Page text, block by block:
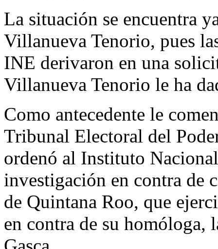
La situación se encuentra
Villanueva Tenorio, pues
INE derivaron en una
Villanueva Tenorio le ha
Como antecedente le
Tribunal Electoral del
ordenó al Instituto
investigación en contra de
de Quintana Roo, que
en contra de su homóloga,